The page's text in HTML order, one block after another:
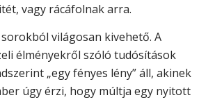
vagy rácáfolnak arra.
világosan kivehető. A
élményekről szóló tudósítások
„egy fényes lény” áll, akinek
úgy érzi, hogy múltja egy nyitott